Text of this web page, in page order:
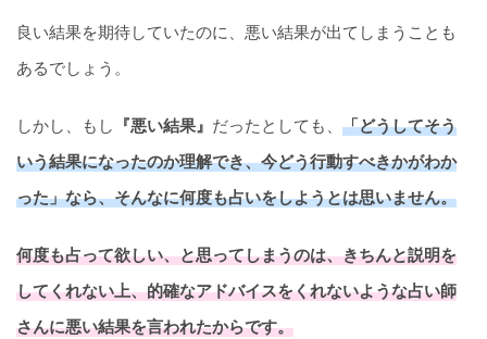
良い結果を期待していたのに、悪い結果が出てしまうことも
あるでしょう。
しかし、もし 『悪い結果』 だったとしても、 「どうしてそう
いう結果になったのか理解でき、今どう行動すべきかがわか
った」なら、そんなに何度も占いをしようとは思いません。
何度も占って欲しい、と思ってしまうのは、きちんと説明を
してくれない上、的確なアドバイスをくれないような占い師
さんに悪い結果を言われたからです。